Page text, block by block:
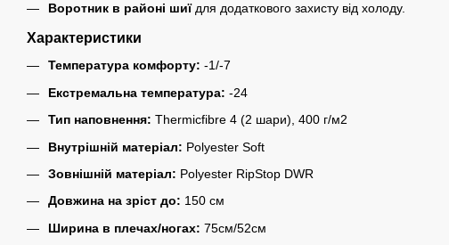
Воротник в районі шиїдля додаткового захисту від холоду.
Характеристики
Температура комфорту: -1/-7
Екстремальна температура: -24
Тип наповнення: Thermicfibre 4 (2 шари), 400 г/м2
Внутрішній матеріал: Polyester Soft
Зовнішній матеріал: Polyester RipStop DWR
Довжина на зріст до: 150 см
Ширина в плечах/ногах: 75см/52см